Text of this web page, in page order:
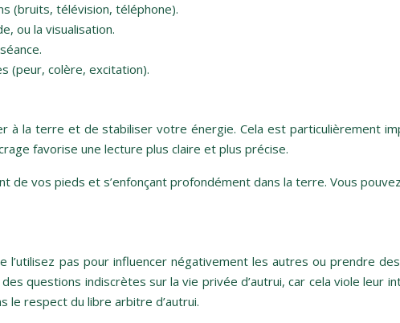
(bruits, télévision, téléphone).
ou la visualisation.
(peur, colère, excitation).
à la terre et de stabiliser votre énergie. Cela est particulièrement
favorise une lecture plus claire et plus précise.
de vos pieds et s’enfonçant profondément dans la terre. Vous
l’utilisez pas pour influencer négativement les autres ou prendre
questions indiscrètes sur la vie privée d’autrui, car cela viole leur
le respect du libre arbitre d’autrui.